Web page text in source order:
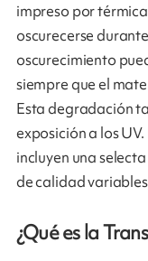
impreso por
oscurecerse
oscurecimiento
siempre que el
Esta degradación
exposición a los
incluyen una
de calidad
¿Qué es la